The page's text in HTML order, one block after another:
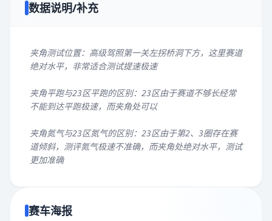
数据说明/补充
夹角测试位置：高级驾照第一关左拐桥洞下方，这里赛道
绝对水平，非常适合测试提速极速
夹角平跑与23区平跑的区别：23区由于赛道不够长经常
不能到达平跑极速，而夹角处可以
夹角氮气与23区氮气的区别：23区由于第2、3圈存在赛
道倾斜，测评氮气极速不准确，而夹角处绝对水平，测试
更加准确
赛车海报